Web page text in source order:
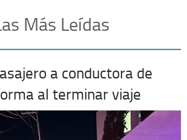
Más Leídas
a conductora de
al terminar viaje